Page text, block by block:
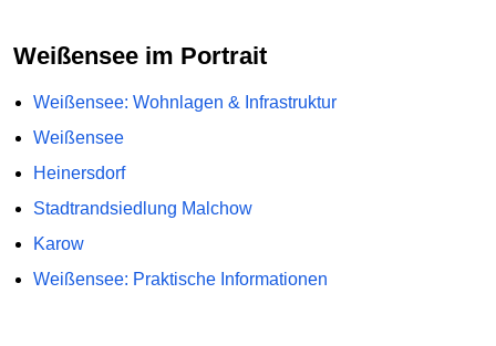
Weißensee im Portrait
Weißensee: Wohnlagen & Infrastruktur
Weißensee
Heinersdorf
Stadtrandsiedlung Malchow
Karow
Weißensee: Praktische Informationen